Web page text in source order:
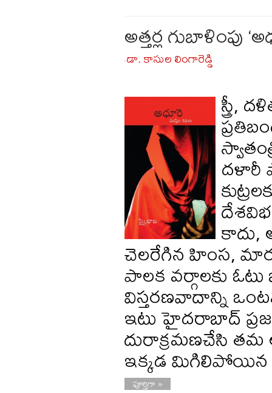
అత్తర్ల గుబాళింపు
-డా. కాసుల లింగారెడ్డి
స్త్రీ,
దళారీ
కాదు,
చెలరేగిన హింస,
పాలక వర్గాలకు
విస్తరణవాదాన్ని
ఇటు హైదరాబాద్‌
దురాక్రమణచేసి తమ
ఇక్కడ మిగిలిపోయిన
పూర్తిగా »